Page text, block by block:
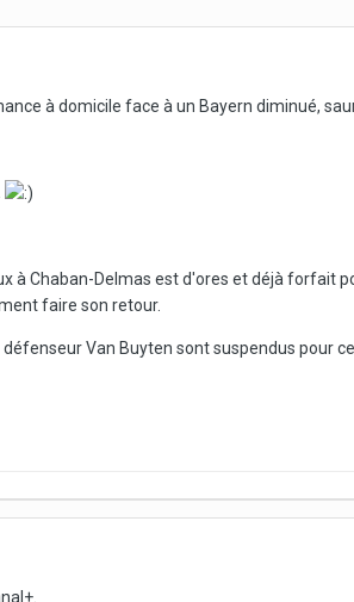
à domicile face à un Bayern diminué,
à Chaban-Delmas est d'ores et déjà
faire son retour.
Van Buyten sont suspendus pour